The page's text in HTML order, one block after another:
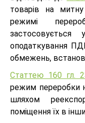
товарів на
режимі
застосовується
оподаткування
обмежень,
Статтею 160 гл.
режим переробки
шляхом
поміщення їх в